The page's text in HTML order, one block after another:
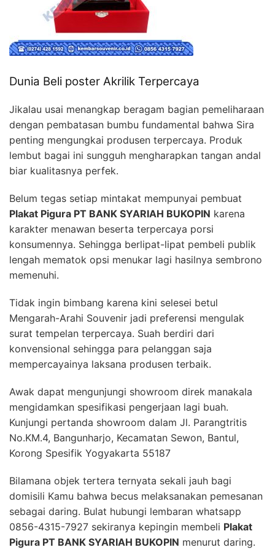
Dunia Beli poster Akrilik Terpercaya
Jikalau usai menangkap beragam bagian pemeliharaan
dengan pembatasan bumbu fundamental bahwa Sira
penting mengungkai produsen terpercaya. Produk
lembut bagai ini sungguh mengharapkan tangan andal
biar kualitasnya perfek.
Belum tegas setiap mintakat mempunyai pembuat
Plakat Pigura PT BANK SYARIAH BUKOPIN karena
karakter menawan beserta terpercaya porsi
konsumennya. Sehingga berlipat-lipat pembeli publik
lengah mematok opsi menukar lagi hasilnya sembrono
memenuhi.
Tidak ingin bimbang karena kini selesei betul
Mengarah-Arahi Souvenir jadi preferensi mengulak
surat tempelan terpercaya. Suah berdiri dari
konvensional sehingga para pelanggan saja
mempercayainya laksana produsen terbaik.
Awak dapat mengunjungi showroom direk manakala
mengidamkan spesifikasi pengerjaan lagi buah.
Kunjungi pertanda showroom dalam Jl. Parangtritis
No.KM.4, Bangunharjo, Kecamatan Sewon, Bantul,
Korong Spesifik Yogyakarta 55187
Bilamana objek tertera ternyata sekali jauh bagi
domisili Kamu bahwa becus melaksanakan pemesanan
sebagai daring. Bulat hubungi lembaran whatsapp
0856-4315-7927 sekiranya kepingin membeli Plakat
Pigura PT BANK SYARIAH BUKOPIN menurut daring.